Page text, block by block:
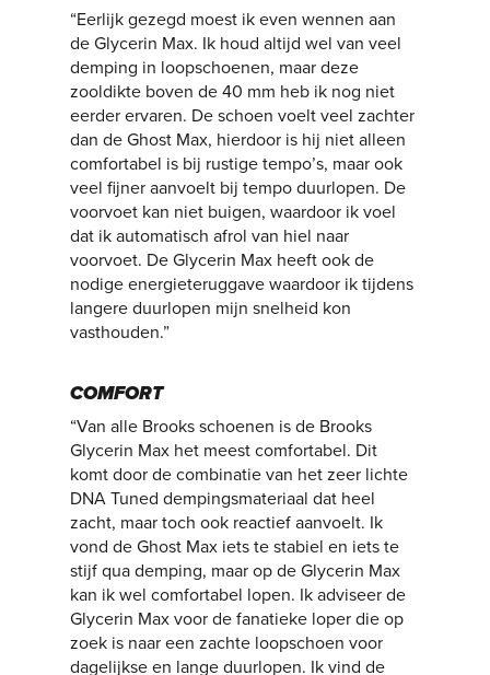
“Eerlijk gezegd moest ik even wennen aan
de Glycerin Max. Ik houd altijd wel van veel
demping in loopschoenen, maar deze
zooldikte boven de 40 mm heb ik nog niet
eerder ervaren. De schoen voelt veel zachter
dan de Ghost Max, hierdoor is hij niet alleen
comfortabel is bij rustige tempo’s, maar ook
veel fijner aanvoelt bij tempo duurlopen. De
voorvoet kan niet buigen, waardoor ik voel
dat ik automatisch afrol van hiel naar
voorvoet. De Glycerin Max heeft ook de
nodige energieteruggave waardoor ik tijdens
langere duurlopen mijn snelheid kon
vasthouden.”
COMFORT
“Van alle Brooks schoenen is de Brooks
Glycerin Max het meest comfortabel. Dit
komt door de combinatie van het zeer lichte
DNA Tuned dempingsmateriaal dat heel
zacht, maar toch ook reactief aanvoelt. Ik
vond de Ghost Max iets te stabiel en iets te
stijf qua demping, maar op de Glycerin Max
kan ik wel comfortabel lopen. Ik adviseer de
Glycerin Max voor de fanatieke loper die op
zoek is naar een zachte loopschoen voor
dagelijkse en lange duurlopen. Ik vind de